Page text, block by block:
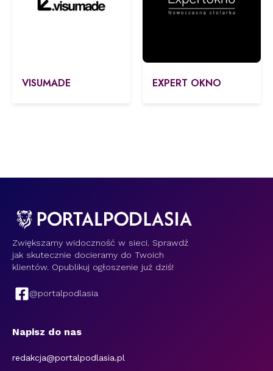
VISUMADE EXPERT OKNO
Zwiększamy widoczność w sieci. Sprawdź
jak skutecznie docieramy do Twoich
klientów. Opublikuj ogłoszenie już dziś!
@portalpodlasia
Napisz do nas
redakcja@portalpodlasia.pl